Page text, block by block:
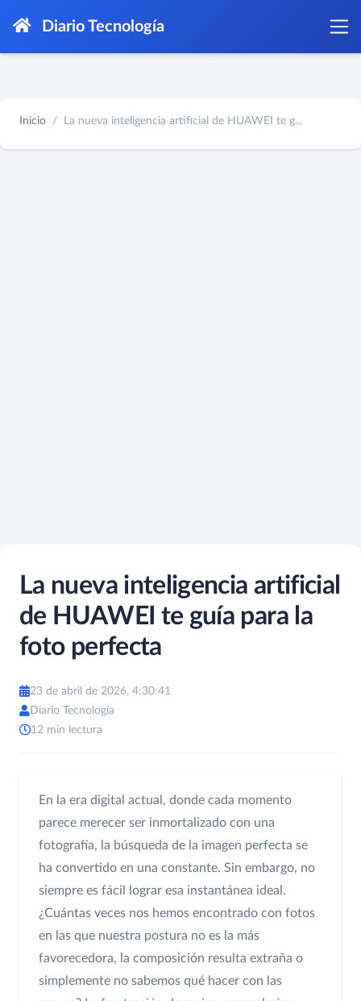
Diario Tecnología
Inicio La nueva inteligencia artificial de HUAWEI te g...
La nueva inteligencia artificial
de HUAWEI te guía para la
foto perfecta
23 de abril de 2026, 4:30:41
Diario Tecnología
12 min lectura
En la era digital actual, donde cada momento
parece merecer ser inmortalizado con una
fotografía, la búsqueda de la imagen perfecta se
ha convertido en una constante. Sin embargo, no
siempre es fácil lograr esa instantánea ideal.
¿Cuántas veces nos hemos encontrado con fotos
en las que nuestra postura no es la más
favorecedora, la composición resulta extraña o
simplemente no sabemos qué hacer con las